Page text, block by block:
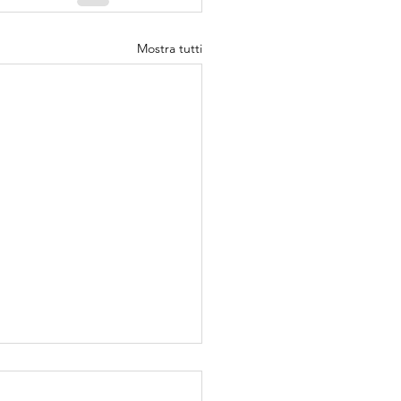
Mostra tutti